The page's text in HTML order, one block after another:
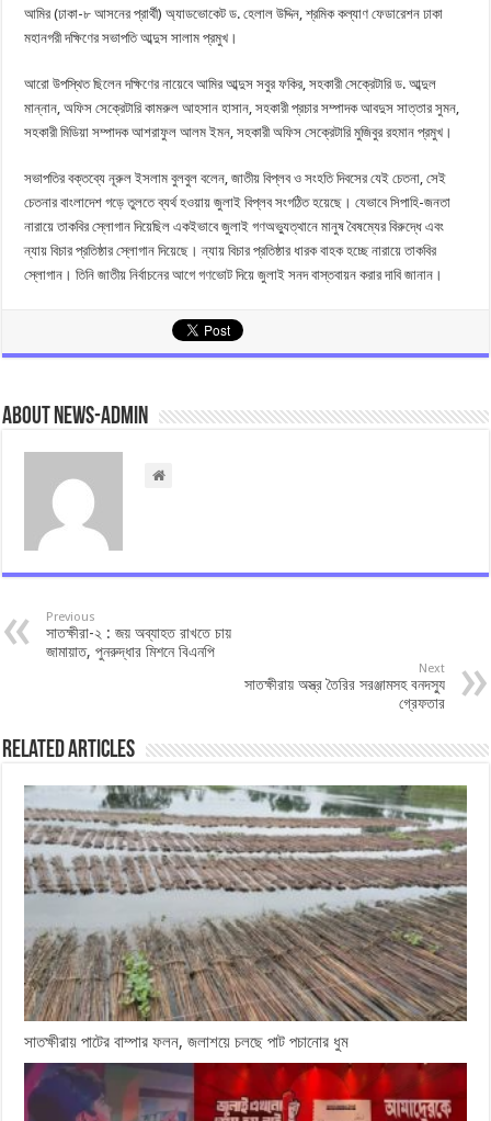
আমির (ঢাকা-৮ আসনের প্রার্থী) অ্যাডভোকেট ড. হেলাল উদ্দিন, শ্রমিক কল্যাণ ফেডারেশন ঢাকা
মহানগরী দক্ষিণের সভাপতি আব্দুস সালাম প্রমুখ।
আরো উপস্থিত ছিলেন দক্ষিণের নায়েবে আমির আব্দুস সবুর ফকির, সহকারী সেক্রেটারি ড. আব্দুল
মান্নান, অফিস সেক্রেটারি কামরুল আহসান হাসান, সহকারী প্রচার সম্পাদক আবদুস সাত্তার সুমন,
সহকারী মিডিয়া সম্পাদক আশরাফুল আলম ইমন, সহকারী অফিস সেক্রেটারি মুজিবুর রহমান প্রমুখ।
সভাপতির বক্তব্যে নূরুল ইসলাম বুলবুল বলেন, জাতীয় বিপ্লব ও সংহতি দিবসের যেই চেতনা, সেই
চেতনার বাংলাদেশ গড়ে তুলতে ব্যর্থ হওয়ায় জুলাই বিপ্লব সংগঠিত হয়েছে। যেভাবে সিপাহি-জনতা
নারায়ে তাকবির স্লোগান দিয়েছিল একইভাবে জুলাই গণঅভ্যুত্থানে মানুষ বৈষম্যের বিরুদ্ধে এবং
ন্যায় বিচার প্রতিষ্ঠার স্লোগান দিয়েছে। ন্যায় বিচার প্রতিষ্ঠার ধারক বাহক হচ্ছে নারায়ে তাকবির
স্লোগান। তিনি জাতীয় নির্বাচনের আগে গণভোট দিয়ে জুলাই সনদ বাস্তবায়ন করার দাবি জানান।
About news-admin
Previous
সাতক্ষীরা-২ : জয় অব্যাহত রাখতে চায়
জামায়াত, পুনরুদ্ধার মিশনে বিএনপি
Next
সাতক্ষীরায় অস্ত্র তৈরির সরঞ্জামসহ বনদস্যু
গ্রেফতার
Related Articles
সাতক্ষীরায় পাটের বাম্পার ফলন, জলাশয়ে চলছে পাট পচানোর ধুম